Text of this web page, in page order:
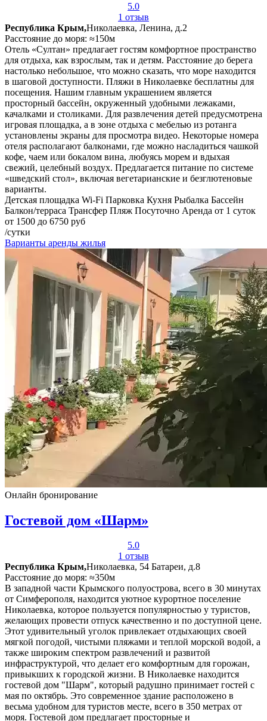
5.0
1 отзыв
Республика Крым,Николаевка, Ленина, д.2
Расстояние до моря: ≈150м
Отель «Султан» предлагает гостям комфортное пространство
для отдыха, как взрослым, так и детям. Расстояние до берега
настолько небольшое, что можно сказать, что море находится
в шаговой доступности. Пляжи в Николаевке бесплатны для
посещения. Нашим главным украшением является
просторный бассейн, окруженный удобными лежаками,
качалками и столиками. Для развлечения детей предусмотрена
игровая площадка, а в зоне отдыха с мебелью из ротанга
установлены экраны для просмотра видео. Некоторые номера
отеля располагают балконами, где можно насладиться чашкой
кофе, чаем или бокалом вина, любуясь морем и вдыхая
свежий, целебный воздух. Предлагается питание по системе
«шведский стол», включая вегетарианские и безглютеновые
варианты.
Детская площадка Wi-Fi Парковка Кухня Рыбалка Бассейн
Балкон/терраса Трансфер Пляж Посуточно Аренда от 1 суток
от 1500 до 6750 руб
/сутки
Варианты аренды жилья
Онлайн бронирование
Гостевой дом «Шарм»
5.0
1 отзыв
Республика Крым,Николаевка, 54 Батареи, д.8
Расстояние до моря: ≈350м
В западной части Крымского полуострова, всего в 30 минутах
от Симферополя, находится уютное курортное поселение
Николаевка, которое пользуется популярностью у туристов,
желающих провести отпуск качественно и по доступной цене.
Этот удивительный уголок привлекает отдыхающих своей
мягкой погодой, чистыми пляжами и теплой морской водой, а
также широким спектром развлечений и развитой
инфраструктурой, что делает его комфортным для горожан,
привыкших к городской жизни. В Николаевке находится
гостевой дом "Шарм", который радушно принимает гостей с
мая по октябрь. Это современное здание расположено в
весьма удобном для туристов месте, всего в 350 метрах от
моря. Гостевой дом предлагает просторные и